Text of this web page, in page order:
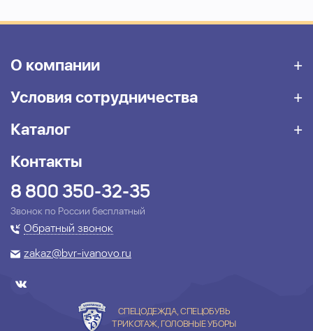
О компании
Условия сотрудничества
Каталог
Контакты
8 800 350-32-35
Звонок по России бесплатный
Обратный звонок
zakaz@bvr-ivanovo.ru
СПЕЦОДЕЖДА, СПЕЦОБУВЬ
ТРИКОТАЖ, ГОЛОВНЫЕ УБОРЫ